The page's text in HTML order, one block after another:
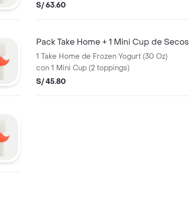
S/ 63.60
Pack Take Home + 1 Mini Cup de Secos
1 Take Home de Frozen Yogurt (30 Oz)
con 1 Mini Cup (2 toppings)
S/ 45.80